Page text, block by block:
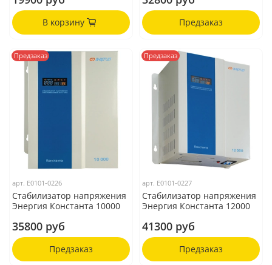
В корзину Предзаказ
Предзаказ
арт. Е0101-0226
Стабилизатор напряжения
Энергия Константа 10000
35800 руб
Предзаказ
Предзаказ
арт. Е0101-0227
Стабилизатор напряжения
Энергия Константа 12000
41300 руб
Предзаказ